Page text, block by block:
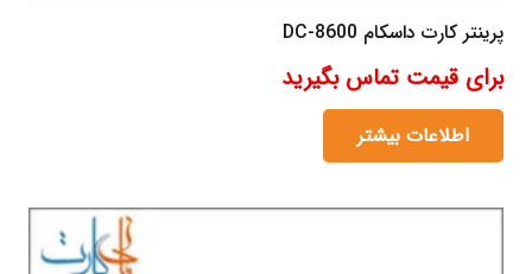
پرینتر کارت داسکام DC-8600
برای قیمت تماس بگیرید
اطلاعات بیشتر